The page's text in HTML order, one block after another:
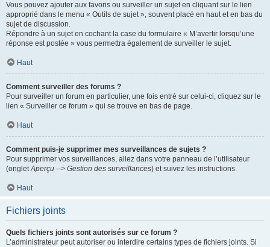
Vous pouvez ajouter aux favoris ou surveiller un sujet en cliquant sur le lien
approprié dans le menu « Outils de sujet », souvent placé en haut et en bas du
sujet de discussion.
Répondre à un sujet en cochant la case du formulaire « M’avertir lorsqu’une
réponse est postée » vous permettra également de surveiller le sujet.
Haut
Comment surveiller des forums ?
Pour surveiller un forum en particulier, une fois entré sur celui-ci, cliquez sur le
lien « Surveiller ce forum » qui se trouve en bas de page.
Haut
Comment puis-je supprimer mes surveillances de sujets ?
Pour supprimer vos surveillances, allez dans votre panneau de l’utilisateur
(ongletAperçu --> Gestion des surveillances) et suivez les instructions.
Haut
Fichiers joints
Quels fichiers joints sont autorisés sur ce forum ?
L’administrateur peut autoriser ou interdire certains types de fichiers joints. Si